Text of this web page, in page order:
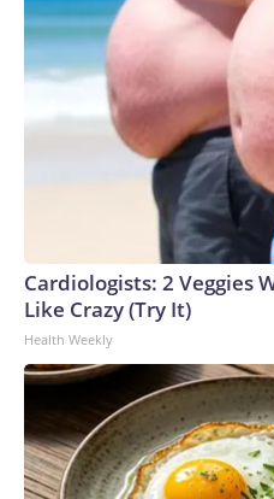
Cardiologists: 2 Veggies
Like Crazy (Try It)
Health Weekly